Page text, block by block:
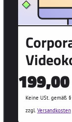
199,00
Keine USt. gemäß
zzgl. Versandkosten